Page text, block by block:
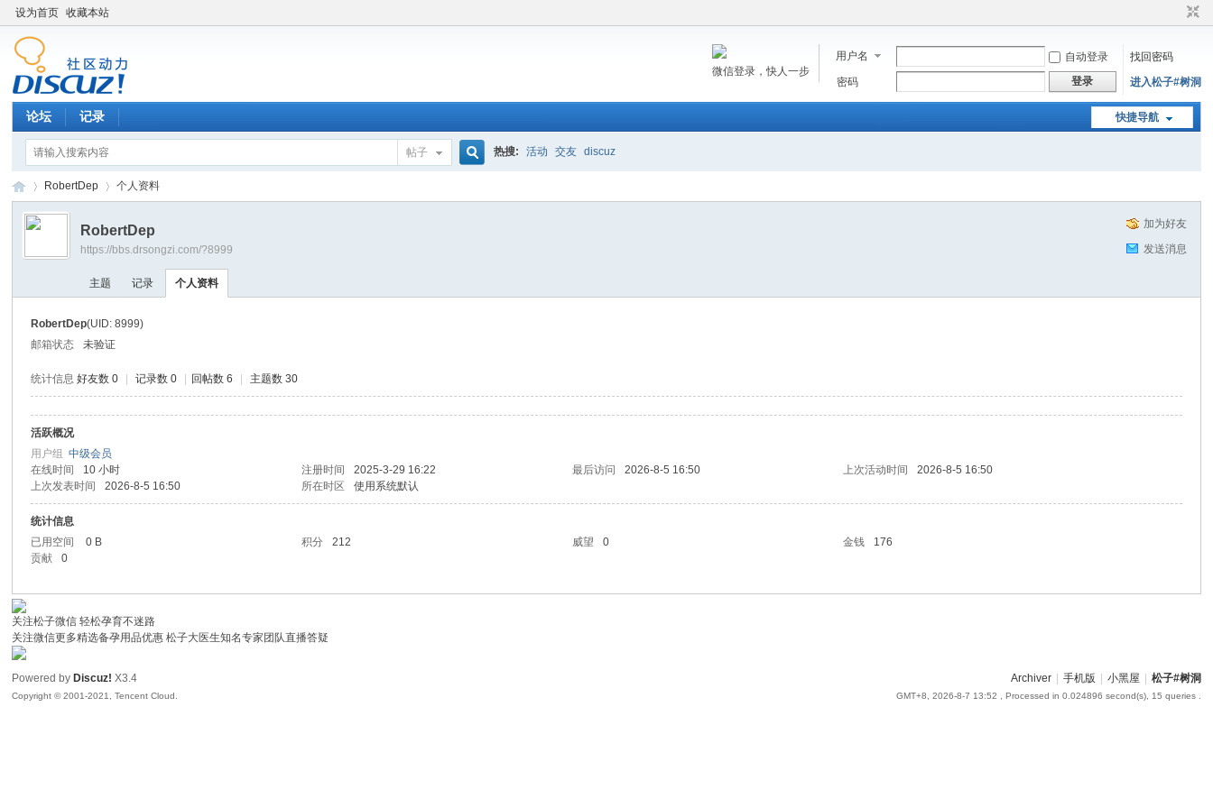
设为首页 收藏本站
用户名 自动登录
找回密码
密码
登录 进入松子#树洞
微信登录，快人一步
快捷导航
论坛 记录
帖子 热搜: 活动 交友 discuz
#
›
RobertDep 个人资料
加为好友
发送消息
RobertDep
https://bbs.drsongzi.com/?8999
主题 记录 个人资料
RobertDep(UID: 8999)
邮箱状态
未验证
统计信息 好友数 0 记录数 0 回帖数 6 主题数 30
活跃概况
用户组中级会员
在线时间
10 小时 注册时间 2025-3-29 16:22 最后访问 2026-8-5 16:50 上次活动时间
2026-8-5 16:50
上次发表时间
2026-8-5 16:50 所在时区 使用系统默认
统计信息
已用空间
0 B 积分 212 威望 0 金钱
176
贡献
0
关注松子微信 轻松孕育不迷路
关注微信更多精选备孕用品优惠 松子大医生知名专家团队直播答疑
Archiver 手机版 小黑屋 松子#树洞
GMT+8, 2026-8-7 13:52 , Processed in 0.024896 second(s), 15 queries .
Powered by Discuz! X3.4
Copyright © 2001-2021, Tencent Cloud.